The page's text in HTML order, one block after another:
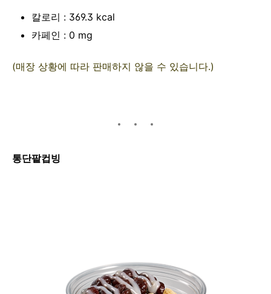
칼로리 : 369.3 kcal
카페인 : 0 mg
(매장 상황에 따라 판매하지 않을 수 있습니다.)
통단팥컵빙